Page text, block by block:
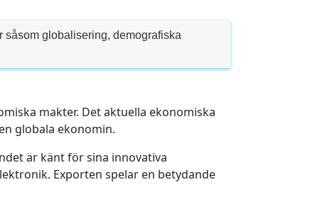
såsom globalisering, demografiska
makter. Det aktuella ekonomiska
globala ekonomin.
är känt för sina innovativa
Exporten spelar en betydande